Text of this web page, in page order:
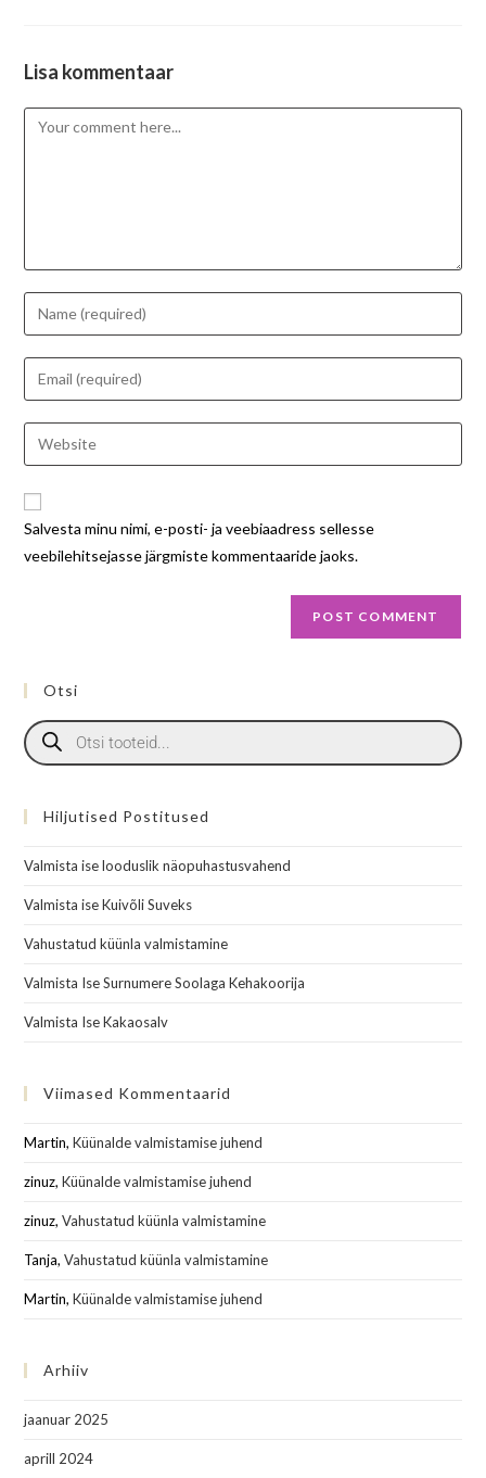
Lisa kommentaar
Salvesta minu nimi, e-posti- ja veebiaadress sellesse
veebilehitsejasse järgmiste kommentaaride jaoks.
Otsi
Hiljutised Postitused
Valmista ise looduslik näopuhastusvahend
Valmista ise Kuivõli Suveks
Vahustatud küünla valmistamine
Valmista Ise Surnumere Soolaga Kehakoorija
Valmista Ise Kakaosalv
Viimased Kommentaarid
Martin,Küünalde valmistamise juhend
zinuz,Küünalde valmistamise juhend
zinuz,Vahustatud küünla valmistamine
Tanja,Vahustatud küünla valmistamine
Martin,Küünalde valmistamise juhend
Arhiiv
jaanuar 2025
aprill 2024